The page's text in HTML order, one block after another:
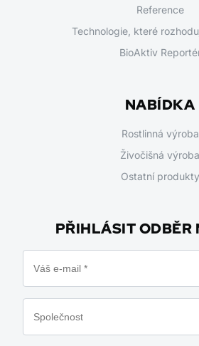
Reference
Technologie, které
BioAktiv
NABÍDKA
Rostlinná výroba
Živočišná výroba
Ostatní produkty
PŘIHLÁSIT ODBĚR